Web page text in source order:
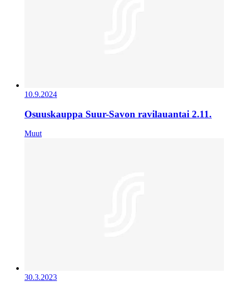
10.9.2024
Osuuskauppa Suur-Savon ravilauantai 2.11.
Muut
30.3.2023